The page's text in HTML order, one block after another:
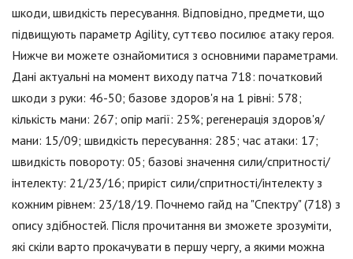
шкоди, швидкість пересування. Відповідно, предмети, що
підвищують параметр Agility, суттєво посилює атаку героя.
Нижче ви можете ознайомитися з основними параметрами.
Дані актуальні на момент виходу патча 718: початковий
шкоди з руки: 46-50; базове здоров'я на 1 рівні: 578;
кількість мани: 267; опір магії: 25%; регенерація здоров'я/
мани: 15/09; швидкість пересування: 285; час атаки: 17;
швидкість повороту: 05; базові значення сили/спритності/
інтелекту: 21/23/16; приріст сили/спритності/інтелекту з
кожним рівнем: 23/18/19. Почнемо гайд на "Спектру" (718) з
опису здібностей. Після прочитання ви зможете зрозуміти,
які скіли варто прокачувати в першу чергу, а якими можна